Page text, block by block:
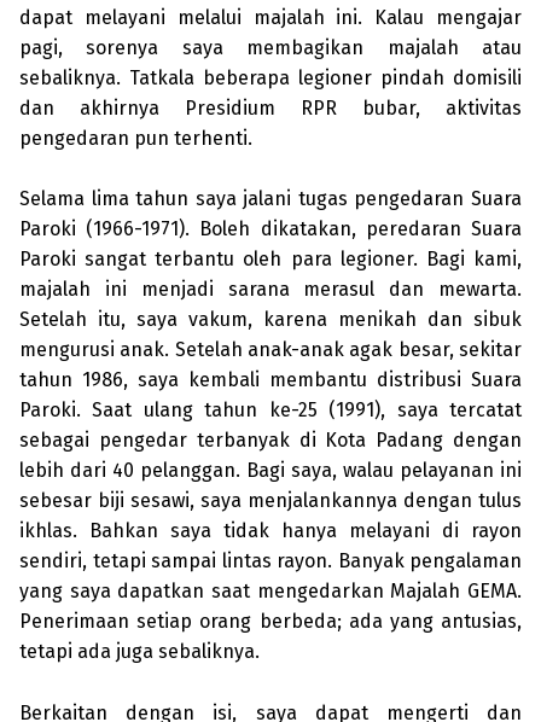
dapat melayani melalui majalah ini. Kalau mengajar
pagi, sorenya saya mem­bagi­kan majalah atau
sebaliknya. Tatkala beberapa legioner pindah domisili
dan akhirnya Presidium RPR bubar, aktivitas
pengedaran pun terhenti.
Selama lima tahun saya jalani tugas pengedaran Suara
Paroki (1966-1971). Boleh dikatakan, peredaran Suara
Paroki sangat terbantu oleh para legioner. Bagi kami,
majalah ini menjadi sarana me­rasul dan mewarta.
Setelah itu, saya vakum, karena menikah dan sibuk
meng­urusi anak. Setelah anak-anak agak besar, sekitar
tahun 1986, saya kembali membantu distribusi Suara
Paroki. Saat ulang tahun ke-25 (1991), saya tercatat
sebagai pengedar terbanyak di Kota Padang dengan
lebih dari 40 pelanggan. Bagi saya, walau pelayanan ini
sebesar biji sesawi, saya menjalankannya dengan tulus
ikhlas. Bahkan saya tidak hanya melayani di rayon
sendiri, tetapi sampai lintas rayon. Banyak peng­alaman
yang saya dapatkan saat mengedarkan Majalah GEMA.
Peneri­maan setiap orang berbeda; ada yang antusias,
tetapi ada juga sebaliknya.
Berkaitan dengan isi, saya dapat mengerti dan